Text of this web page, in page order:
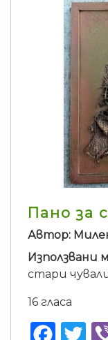
Пано за
Автор:
Използвани
стари
16 гласа